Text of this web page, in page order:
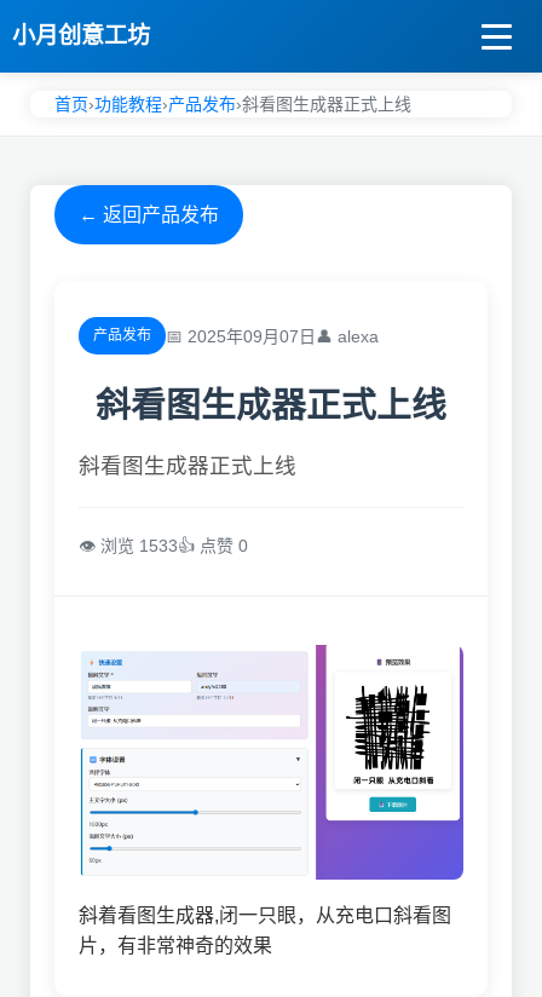
小月创意工坊
首页›功能教程›产品发布›斜看图生成器正式上线
← 返回产品发布
产品发布 📅 2025年09月07日👤 alexa
斜看图生成器正式上线
斜看图生成器正式上线
👁 浏览 1533👍 点赞 0
斜着看图生成器,闭一只眼，从充电口斜看图
片，有非常神奇的效果